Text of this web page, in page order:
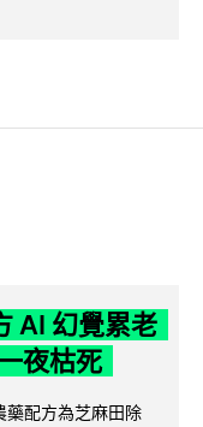
AI 幻覺累老
夜枯死
藥配方為芝麻田除